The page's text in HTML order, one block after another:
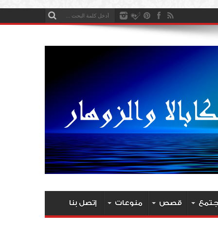
قصص منوعات إتصل بنا